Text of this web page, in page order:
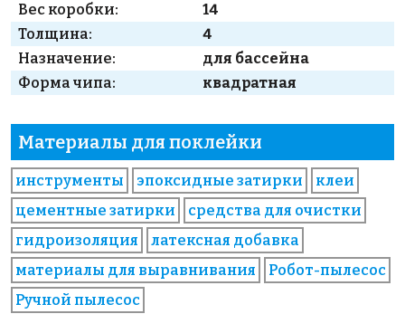
Вес коробки:
14
Толщина:
4
Назначение:
для бассейна
Форма чипа:
квадратная
Материалы для поклейки
инструменты эпоксидные затирки
клеи
цементные затирки
средства для очистки
гидроизоляция
латексная добавка
материалы для выравнивания
Робот-пылесос
Ручной пылесос